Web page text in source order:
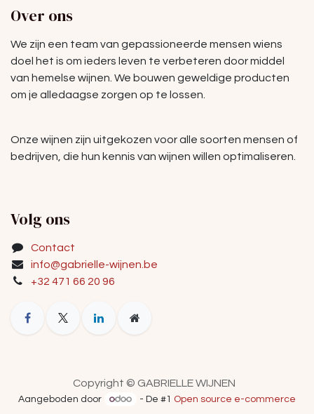
Over ons
We zijn een team van gepassioneerde mensen wiens
doel het is om ieders leven te verbeteren door middel
van hemelse wijnen. We bouwen geweldige producten
om je alledaagse zorgen op te lossen.
Onze wijnen zijn uitgekozen voor alle soorten mensen of
bedrijven, die hun kennis van wijnen willen optimaliseren.
Volg ons
Contact
info@gabrielle-wijnen.be
+32 471 66 20 96
Copyright © GABRIELLE WIJNEN
Aangeboden door - De #1 Open source e-commerce